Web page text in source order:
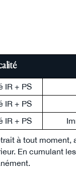
IR + PS
IR + PS
IR + PS
à tout
En cumulant